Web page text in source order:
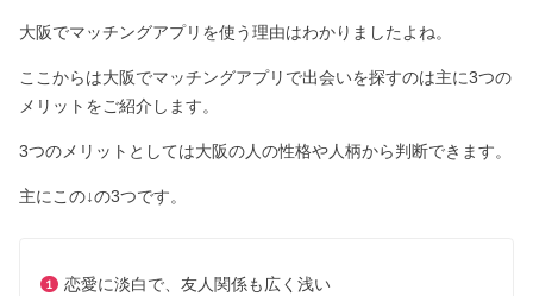
大阪でマッチングアプリを使う理由はわかりましたよね。
ここからは大阪でマッチングアプリで出会いを探すのは主に3つの
メリットをご紹介します。
3つのメリットとしては大阪の人の性格や人柄から判断できます。
主にこの↓の3つです。
恋愛に淡白で、友人関係も広く浅い